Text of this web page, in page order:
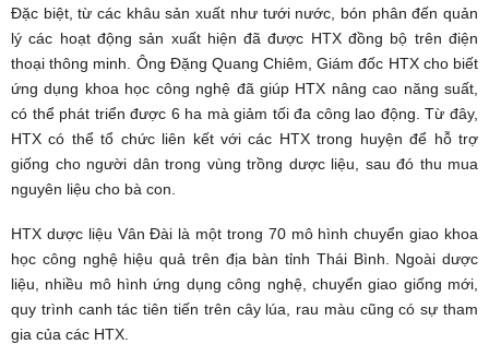
Đặc biệt, từ các khâu sản xuất như tưới nước, bón phân đến quản
lý các hoạt động sản xuất hiện đã được HTX đồng bộ trên điện
thoại thông minh. Ông Đặng Quang Chiêm, Giám đốc HTX cho biết
ứng dụng khoa học công nghệ đã giúp HTX nâng cao năng suất,
có thể phát triển được 6 ha mà giảm tối đa công lao động. Từ đây,
HTX có thể tổ chức liên kết với các HTX trong huyện để hỗ trợ
giống cho người dân trong vùng trồng dược liệu, sau đó thu mua
nguyên liệu cho bà con.
HTX dược liệu Vân Đài là một trong 70 mô hình chuyển giao khoa
học công nghệ hiệu quả trên địa bàn tỉnh Thái Bình. Ngoài dược
liệu, nhiều mô hình ứng dụng công nghệ, chuyển giao giống mới,
quy trình canh tác tiên tiến trên cây lúa, rau màu cũng có sự tham
gia của các HTX.